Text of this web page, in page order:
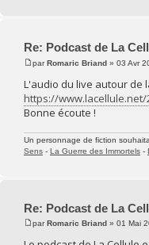
Re: Podcast de La
parRomaric Briand » 03 Avr
L'audio du live autour de
https://
Bonne écoute !
Un personnage de fiction
Sens - La Guerre des Immortels -
Re: Podcast de La
parRomaric Briand » 01 Mai